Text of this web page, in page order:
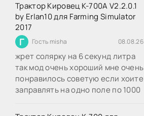
Трактор Кировец К-700А V2.2.0.1
by Erlan10 для Farming Simulator
2017
Г Гость misha 08.08.26
жрет солярку на 6 секунд литра
так мод очень хороший мне очень
понравилось советую если хоите
заправлять на одно поле по 1000